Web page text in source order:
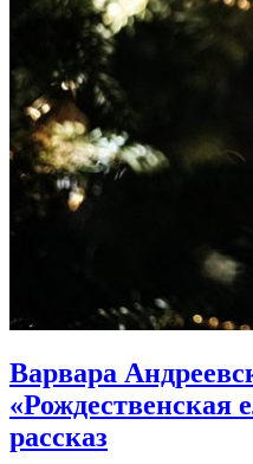
Варвара
«Рождественская
рассказ